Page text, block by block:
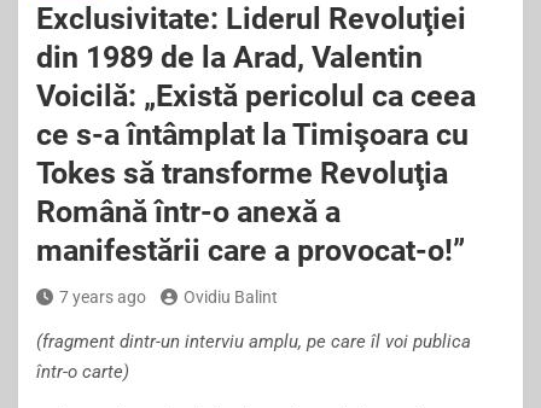
Exclusivitate: Liderul Revoluţiei
din 1989 de la Arad, Valentin
Voicilă: „Există pericolul ca ceea
ce s-a întâmplat la Timişoara cu
Tokes să transforme Revoluţia
Română într-o anexă a
manifestării care a provocat-o!”
7 years ago Ovidiu Balint
(fragment dintr-un interviu amplu, pe care îl voi publica
într-o carte)